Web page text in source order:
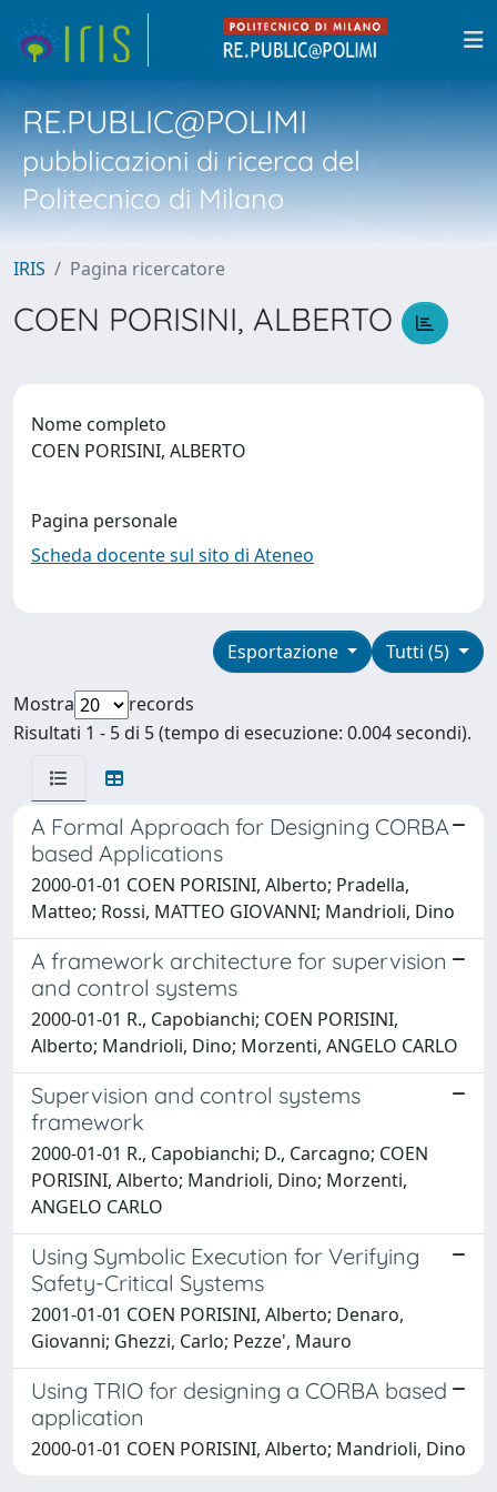
RE.PUBLIC@POLIMI
pubblicazioni di ricerca del
Politecnico di Milano
IRIS Pagina ricercatore
COEN PORISINI, ALBERTO
Nome completo
COEN PORISINI, ALBERTO
Pagina personale
Scheda docente sul sito di Ateneo
Tutti (5)
Esportazione
Mostra
records
Risultati 1 - 5 di 5 (tempo di esecuzione: 0.004 secondi).
A Formal Approach for Designing CORBA
based Applications
2000-01-01 COEN PORISINI, Alberto; Pradella,
Matteo; Rossi, MATTEO GIOVANNI; Mandrioli, Dino
A framework architecture for supervision
and control systems
2000-01-01 R., Capobianchi; COEN PORISINI,
Alberto; Mandrioli, Dino; Morzenti, ANGELO CARLO
Supervision and control systems
framework
2000-01-01 R., Capobianchi; D., Carcagno; COEN
PORISINI, Alberto; Mandrioli, Dino; Morzenti,
ANGELO CARLO
Using Symbolic Execution for Verifying
Safety-Critical Systems
2001-01-01 COEN PORISINI, Alberto; Denaro,
Giovanni; Ghezzi, Carlo; Pezze', Mauro
Using TRIO for designing a CORBA based
application
2000-01-01 COEN PORISINI, Alberto; Mandrioli, Dino